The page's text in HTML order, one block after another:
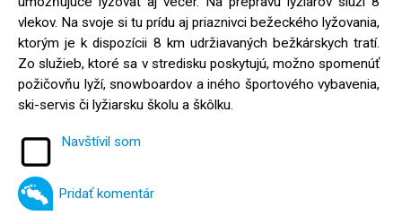
vlekov. Na svoje si tu prídu aj priaznivci bežeckého lyžovania,
ktorým je k dispozícii 8 km udržiavaných bežkárskych tratí.
Zo služieb, ktoré sa v stredisku poskytujú, možno spomenúť
požičovňu lyží, snowboardov a iného športového vybavenia,
ski-servis či lyžiarsku školu a škôlku.
Navštívil som
Pridať komentár